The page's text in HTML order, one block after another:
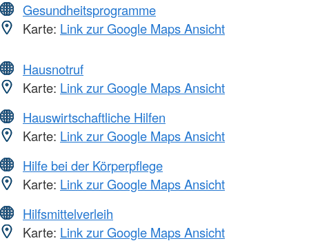
Gesundheitsprogramme
Karte: Link zur Google Maps Ansicht
Hausnotruf
Karte: Link zur Google Maps Ansicht
Hauswirtschaftliche Hilfen
Karte: Link zur Google Maps Ansicht
Hilfe bei der Körperpflege
Karte: Link zur Google Maps Ansicht
Hilfsmittelverleih
Karte: Link zur Google Maps Ansicht